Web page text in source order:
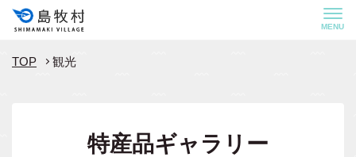
MENU
TOP 観光
特産品ギャラリー